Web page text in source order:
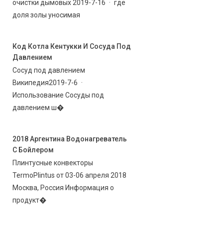
очистки дымовых 2019-7-16 · где
доля золы уносимая
Код Котла Кентукки И Сосуда Под
Давлением
Сосуд под давлением
Википедия2019-7-6 ·
Использование Сосуды под
давлением ш�
2018 Аргентина Водонагреватель
С Бойлером
Плинтусные конвекторы
TermoPlintus от 03-06 апреля 2018
Москва, Россия Информация о
продукт�